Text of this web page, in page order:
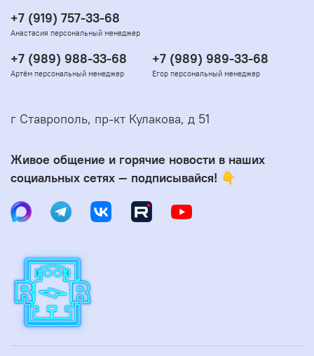
+7 (919) 757-33-68
Анастасия персональный менеджер
+7 (989) 988-33-68
Артём персональный менеджер
+7 (989) 989-33-68
Егор персональный менеджер
г Ставрополь, пр-кт Кулакова, д 51
Живое общение и горячие новости в наших
социальных сетях — подписывайся! 👇